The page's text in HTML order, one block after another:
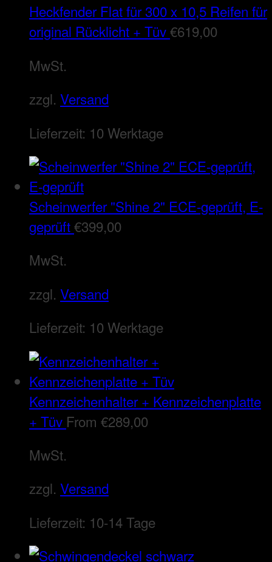
Heckfender Flat für 300 x 10,5 Reifen für
original Rücklicht + Tüv€619,00
MwSt.
zzgl. Versand
Lieferzeit: 10 Werktage
Scheinwerfer "Shine 2" ECE-geprüft, E-
geprüft€399,00
MwSt.
zzgl. Versand
Lieferzeit: 10 Werktage
Kennzeichenhalter + Kennzeichenplatte
+ Tüv From €289,00
MwSt.
zzgl. Versand
Lieferzeit: 10-14 Tage